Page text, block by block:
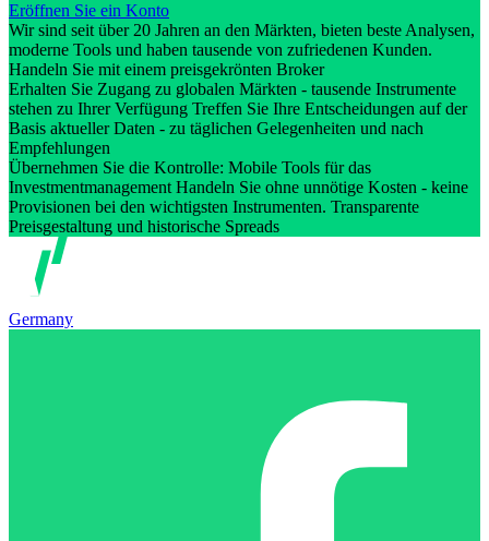
Eröffnen Sie ein Konto
Wir sind seit über 20 Jahren an den Märkten, bieten beste Analysen,
moderne Tools und haben tausende von zufriedenen Kunden.
Handeln Sie mit einem preisgekrönten Broker
Erhalten Sie Zugang zu globalen Märkten - tausende Instrumente
stehen zu Ihrer Verfügung Treffen Sie Ihre Entscheidungen auf der
Basis aktueller Daten - zu täglichen Gelegenheiten und nach
Empfehlungen
Übernehmen Sie die Kontrolle: Mobile Tools für das
Investmentmanagement Handeln Sie ohne unnötige Kosten - keine
Provisionen bei den wichtigsten Instrumenten. Transparente
Preisgestaltung und historische Spreads
Germany